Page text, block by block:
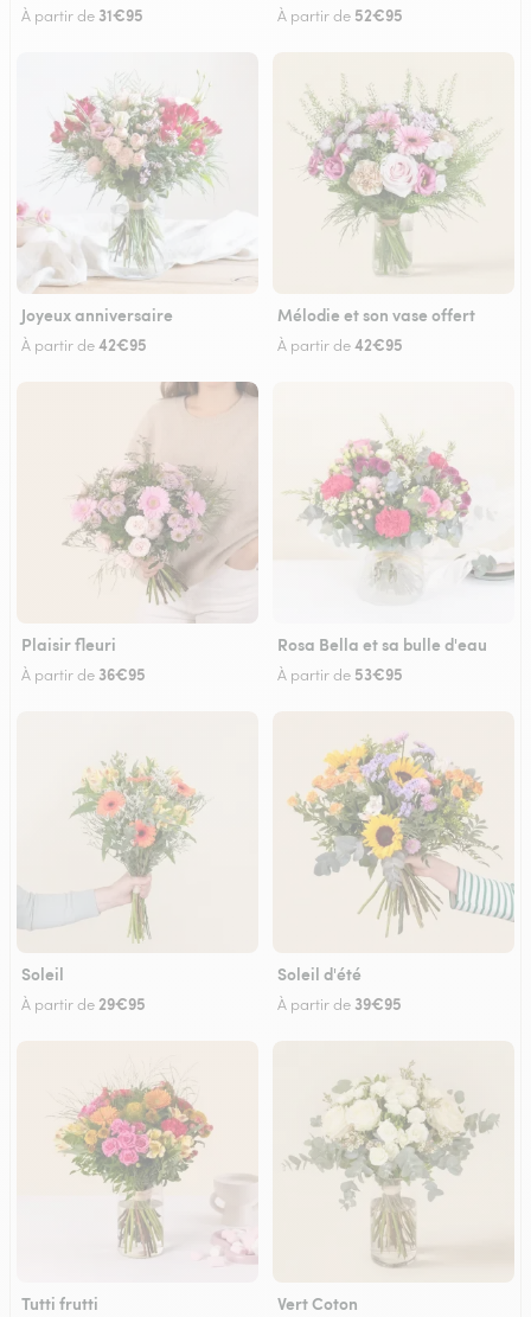
À partir de 31€95 À partir de 52€95
Joyeux anniversaire
À partir de42€95
Mélodie et son vase offert
À partir de42€95
Plaisir fleuri
À partir de 36€95
Rosa Bella et sa bulle d'eau
À partir de 53€95
Soleil
À partir de 29€95
Soleil d'été
À partir de 39€95
Tutti frutti Vert Coton